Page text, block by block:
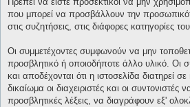
που μπορεί να προσβάλλουν την
στις συζητήσεις, στις διάφορες κατηγορίες
Οι συμμετέχοντες συμφωνούν να μην
προσβλητικό ή οποιοδήποτε άλλο υλικό. Οι
και αποδέχονται ότι η ιστοσελίδα διατηρεί
δικαίωμα οι διαχειριστές και οι συντονιστές
προσβλητικές λέξεις, να διαγράφουν εξ'